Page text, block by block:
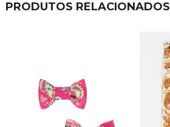
PRODUTOS RELACIONADOS